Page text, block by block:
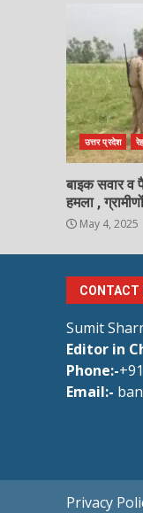
उत्तर प्रदेश
बाइक सवार व
हमला ,
May 4, 2025
CONTACT
Sumit
Editor in
Phone:-
Email:-
Privacy